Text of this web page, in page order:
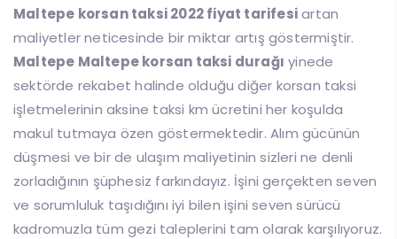
Maltepe korsan taksi 2022 fiyat tarifesiartan
maliyetler neticesinde bir miktar artış göstermiştir.
Maltepe Maltepe korsan taksi durağı yinede
sektörde rekabet halinde olduğu diğer korsan taksi
işletmelerinin aksine taksi km ücretini her koşulda
makul tutmaya özen göstermektedir. Alım gücünün
düşmesi ve bir de ulaşım maliyetinin sizleri ne denli
zorladığının şüphesiz farkındayız. İşini gerçekten seven
ve sorumluluk taşıdığını iyi bilen işini seven sürücü
kadromuzla tüm gezi taleplerini tam olarak karşılıyoruz.